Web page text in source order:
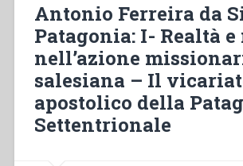
another
hypothesis”
Antonio Ferreira da
Patagonia: I- Realtà
nell’azione
salesiana – Il
apostolico della
Settentrionale